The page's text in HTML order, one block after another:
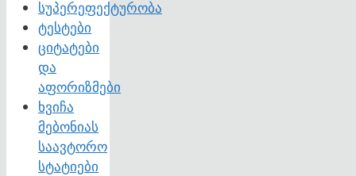
სუპერეფექტურობა
ტესტები
ციტატები
და
აფორიზმები
ხვიჩა
მებონიას
საავტორო
სტატიები